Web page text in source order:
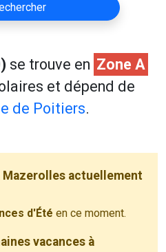
se trouve en Zone A
et dépend de
de Poitiers.
Mazerolles actuellement
d'Été en ce moment.
vacances à